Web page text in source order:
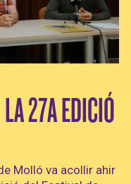
27A EDICIÓ
Molló va acollir ahir